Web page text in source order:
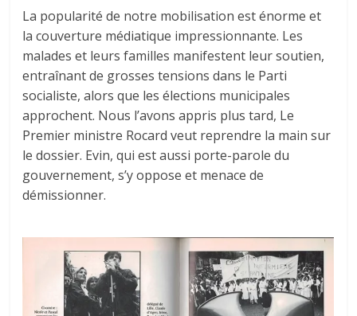
La popularité de notre mobilisation est énorme et
la couverture médiatique impressionnante. Les
malades et leurs familles manifestent leur soutien,
entraînant de grosses tensions dans le Parti
socialiste, alors que les élections municipales
approchent. Nous l’avons appris plus tard, Le
Premier ministre Rocard veut reprendre la main sur
le dossier. Evin, qui est aussi porte-parole du
gouvernement, s’y oppose et menace de
démissionner.